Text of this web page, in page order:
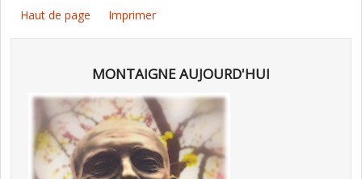
Haut de page Imprimer
MONTAIGNE AUJOURD'HUI